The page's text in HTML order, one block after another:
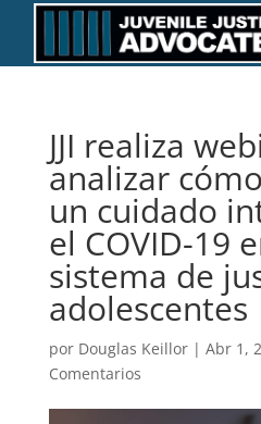
JJI realiza
analizar
un cuidado
el COVID-19
sistema de
adolescentes
por Douglas Keillor| Abr 1,
Comentarios